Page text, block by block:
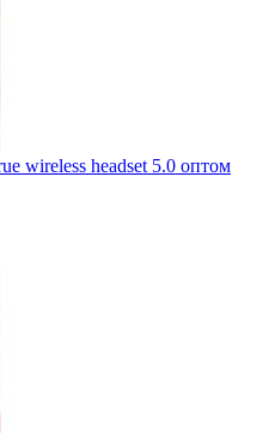
wireless headset 5.0 оптом